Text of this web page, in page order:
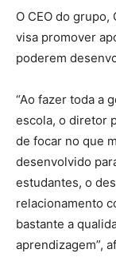
O CEO do
visa promover
poderem
“Ao fazer toda a
escola, o diretor
de focar no que
desenvolvido
estudantes, o
relacionamento
bastante a
aprendizagem”,